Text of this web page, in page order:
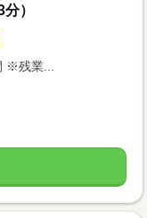
）
※残業...